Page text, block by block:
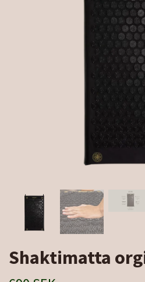
Shaktimatta